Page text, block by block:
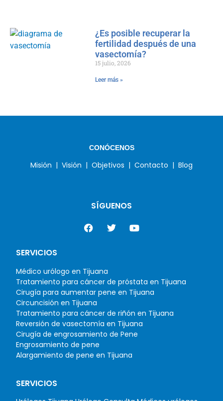
¿Es posible recuperar la
fertilidad después de una
vasectomía?
15 julio, 2026
Leer más »
CONÓCENOS
Misión | Visión | Objetivos | Contacto | Blog
SÍGUENOS
SERVICIOS
Médico urólogo en Tijuana
Tratamiento para cáncer de próstata en Tijuana
Cirugía para aumentar pene en Tijuana
Circuncisión en Tijuana
Tratamiento para cáncer de riñón en Tijuana
Reversión de vasectomía en Tijuana
Cirugía de engrosamiento de Pene
Engrosamiento de pene
Alargamiento de pene en Tijuana
SERVICIOS